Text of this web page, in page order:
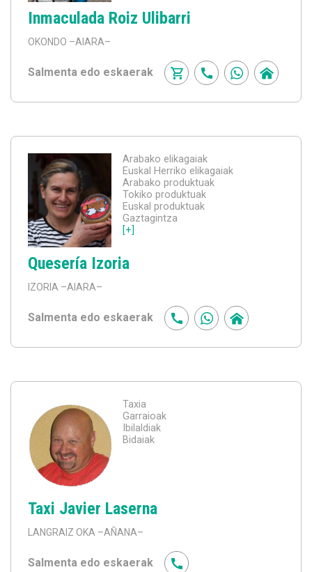
Inmaculada Roiz Ulibarri
OKONDO –AIARA–
Salmenta edo eskaerak
Arabako elikagaiak
Euskal Herriko elikagaiak
Arabako produktuak
Tokiko produktuak
Euskal produktuak
Gaztagintza
[+]
Quesería Izoria
IZORIA –AIARA–
Salmenta edo eskaerak
Taxia
Garraioak
Ibilaldiak
Bidaiak
Taxi Javier Laserna
LANGRAIZ OKA –AÑANA–
Salmenta edo eskaerak